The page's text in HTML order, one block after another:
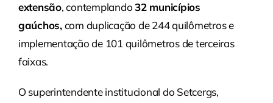
extensão, contemplando32 municípios
gaúchos,com duplicação de 244 quilômetros e
implementação de 101 quilômetros de terceiras
faixas.
O superintendente institucional do Setcergs,